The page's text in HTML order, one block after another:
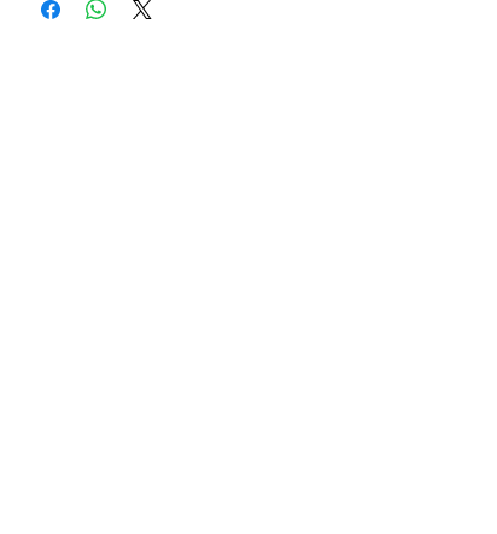
blanc mais qui partira très rapidement.
préalable sur une petite partie du corps de